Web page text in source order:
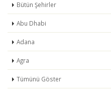
Bütün Şehirler
Abu Dhabi
Adana
Agra
Tümünü Göster